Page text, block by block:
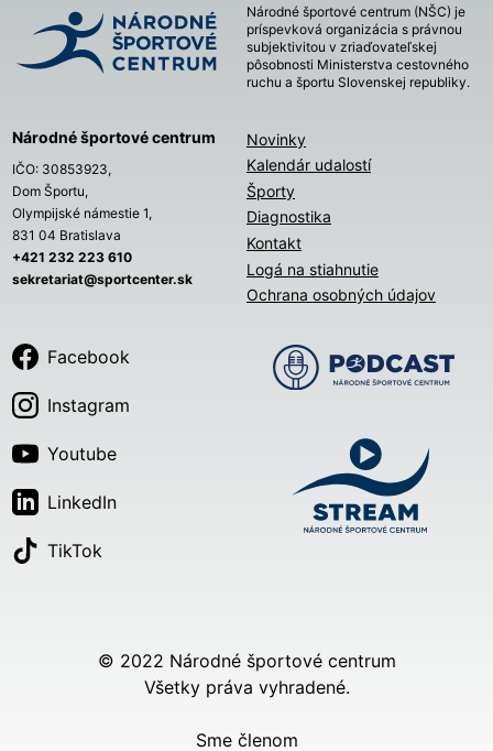
Národné športové centrum (NŠC) je
príspevková organizácia s právnou
subjektivitou v zriaďovateľskej
pôsobnosti Ministerstva cestovného
ruchu a športu Slovenskej republiky.
Národné športové centrum
IČO: 30853923,
Dom Športu,
Olympijské námestie 1,
831 04 Bratislava
+421 232 223 610
sekretariat@sportcenter.sk
Novinky
Kalendár udalostí
Športy
Diagnostika
Kontakt
Logá na stiahnutie
Ochrana osobných údajov
Facebook
Instagram
Youtube
LinkedIn
TikTok
© 2022 Národné športové centrum
Všetky práva vyhradené.
Sme členom